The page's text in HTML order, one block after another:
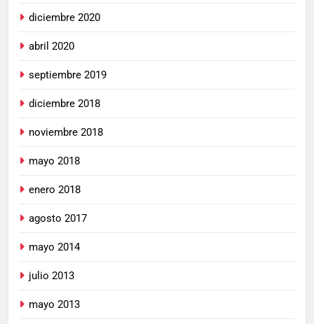
diciembre 2020
abril 2020
septiembre 2019
diciembre 2018
noviembre 2018
mayo 2018
enero 2018
agosto 2017
mayo 2014
julio 2013
mayo 2013